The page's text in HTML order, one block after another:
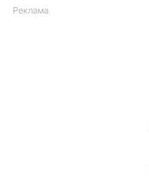
Реклама